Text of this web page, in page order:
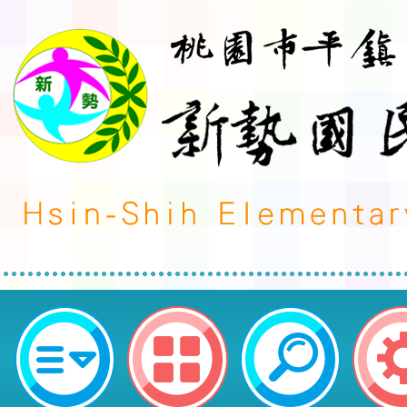
家庭暴力暨性侵害防治中心114年
影賞析座談會，鼓勵教師參加-桃
民小學